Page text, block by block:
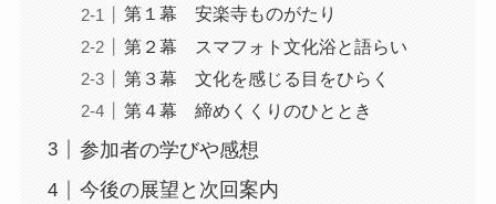
第１幕 安楽寺ものがたり
第２幕 スマフォト文化浴と語らい
第３幕 文化を感じる目をひらく
第４幕 締めくくりのひととき
参加者の学びや感想
今後の展望と次回案内